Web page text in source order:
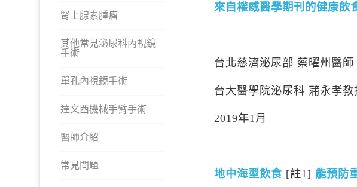
腎上腺素腫瘤
其他常見泌尿科內視鏡
手術
單孔內視鏡手術
達文西機械手臂手術
醫師介紹
常見問題
來自權威醫學期刊的健康飲
台北慈濟泌尿部 蔡曜州醫師
台大醫學院泌尿科 蒲永孝教
2019年1月
地中海型飲食 [註1] 能預防